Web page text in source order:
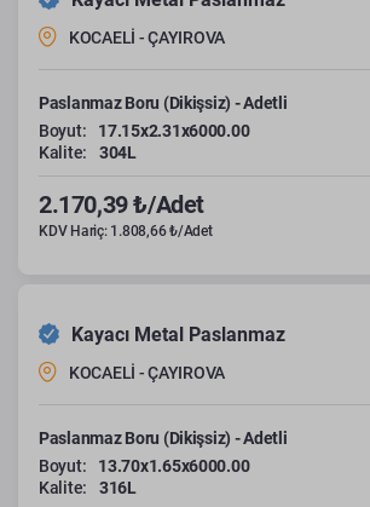
KOCAELİ - ÇAYIROVA
Paslanmaz Boru (Dikişsiz) - Adetli
Boyut:
17.15x2.31x6000.00
Kalite:
304L
2.170,39 ₺/Adet
KDV Hariç: 1.808,66 ₺/Adet
Kayacı Metal Paslanmaz
KOCAELİ - ÇAYIROVA
Paslanmaz Boru (Dikişsiz) - Adetli
Boyut:
13.70x1.65x6000.00
Kalite:
316L